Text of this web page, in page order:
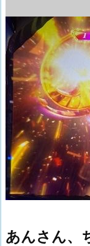
あんさん、